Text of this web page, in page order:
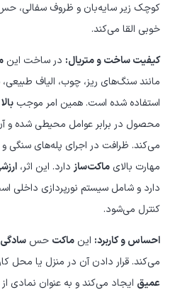
کوچک زیر سایه‌بان و ظروف سفالی، حس
خوبی القا می‌کند.
کیفیت ساخت و متریال: در ساخت این
مانند سنگ‌های ریز، چوب، الیاف
استفاده شده است. همین امر موجب
محصول در برابر عوامل محیطی شده و آن
می‌کند. ظرافت در اجرای پله‌های سنگی
مهارت بالای ماکت‌ساز دارد. این اثر،
دارد و شامل سیستم نورپردازی داخلی
کنترل می‌شود.
احساس و کاربرد: این ماکت حس
می‌کند. قرار دادن آن در منزل یا محل
عمیق ایجاد می‌کند و به عنوان نمادی